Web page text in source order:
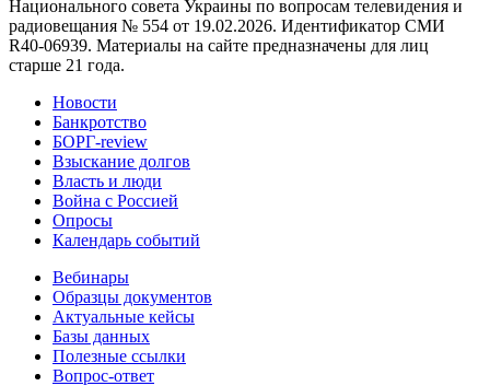
Национального совета Украины по вопросам телевидения и
радиовещания № 554 от 19.02.2026. Идентификатор СМИ
R40-06939. Материалы на сайте предназначены для лиц
старше 21 года.
Новости
Банкротство
БОРГ-review
Взыскание долгов
Власть и люди
Война с Россией
Опросы
Календарь событий
Вебинары
Образцы документов
Актуальные кейсы
Базы данных
Полезные ссылки
Вопрос-ответ